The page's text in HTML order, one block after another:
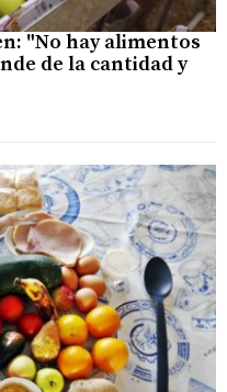
"No hay alimentos
de la cantidad y